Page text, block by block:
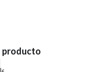
producto